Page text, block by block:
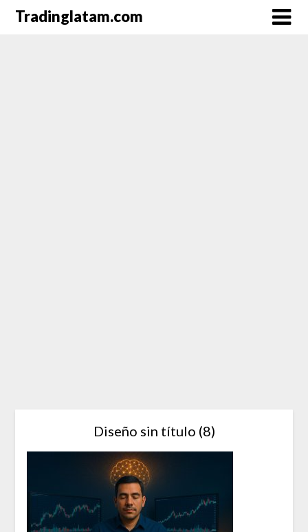
SaltarTradinglatam.com
Diseño sin título (8)